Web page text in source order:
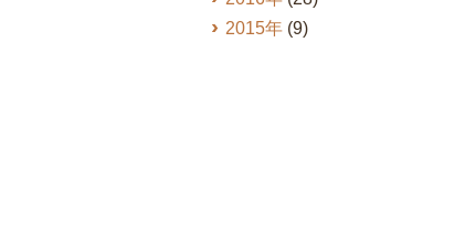
2015年 (9)